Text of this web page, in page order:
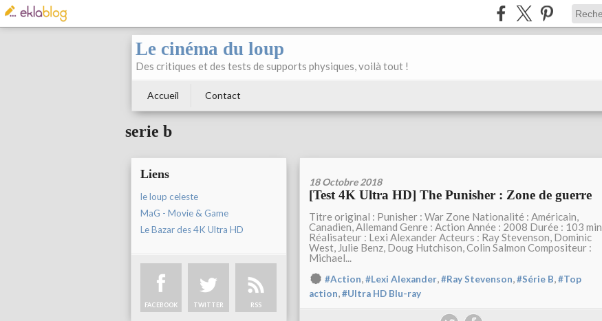
Le cinéma du loup
Des critiques et des tests de supports physiques, voilà tout !
Accueil Contact
serie b
Liens
le loup celeste
MaG - Movie & Game
Le Bazar des 4K Ultra HD
FACEBOOK TWITTER RSS
18 Octobre 2018
[Test 4K Ultra HD] The Punisher : Zone de guerre
Titre original : Punisher : War Zone Nationalité : Américain,
Canadien, Allemand Genre : Action Année : 2008 Durée : 103 min
Réalisateur : Lexi Alexander Acteurs : Ray Stevenson, Dominic
West, Julie Benz, Doug Hutchison, Colin Salmon Compositeur :
Michael...
#Action,#Lexi Alexander,#Ray Stevenson,#Série B,#Top
action,#Ultra HD Blu-ray